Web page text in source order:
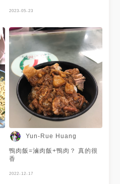
2023-05-23
Yun-Rue Huang
鴨肉飯=滷肉飯+鴨肉？ 真的很
香
2022-12-17